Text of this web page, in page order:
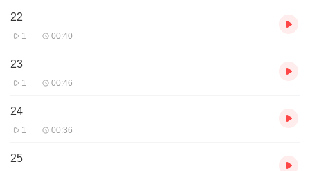
22
1 00:40
23
1 00:46
24
1 00:36
25